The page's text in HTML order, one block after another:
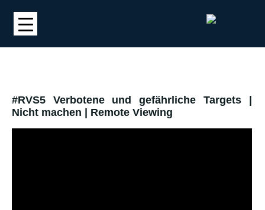
#RVS5 Verbotene und gefährliche Targets |
Nicht machen | Remote Viewing